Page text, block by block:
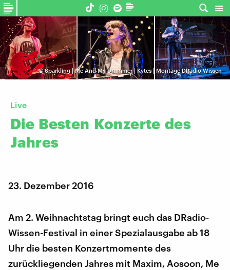
©Sparkling | Me And My Drummer | Kytes | Montage DRadio Wissen
Live
Die Besten Konzerte des
Jahres
23. Dezember 2016
Am 2. Weihnachtstag bringt euch das DRadio-
Wissen-Festival in einer Spezialausgabe ab 18
Uhr die besten Konzertmomente des
zurückliegenden Jahres mit Maxim, Aosoon, Me